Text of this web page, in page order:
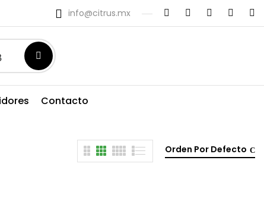
info@citrus.mx
Contacto
Orden Por Defecto